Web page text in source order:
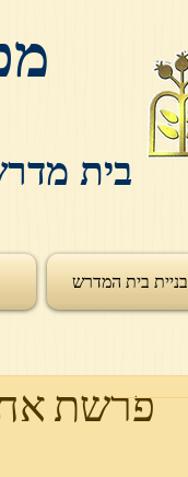
בית
בניית בית המדרש
פרשת